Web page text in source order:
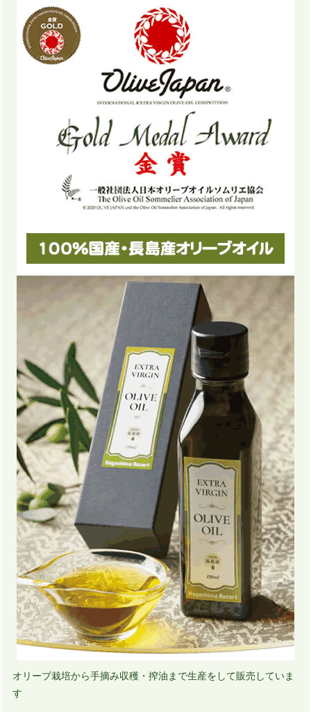
オリーブ栽培から手摘み収穫・搾油まで生産をして販売していま
す